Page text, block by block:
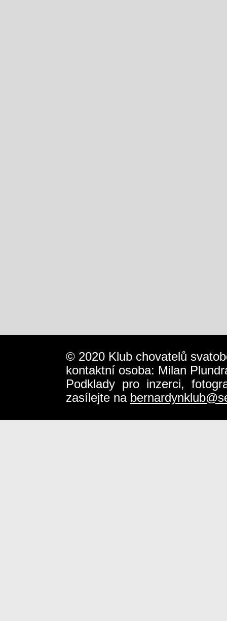
© 2020 Klub chovatelů
kontaktní osoba: Milan
Podklady pro inzerci,
zasílejte na